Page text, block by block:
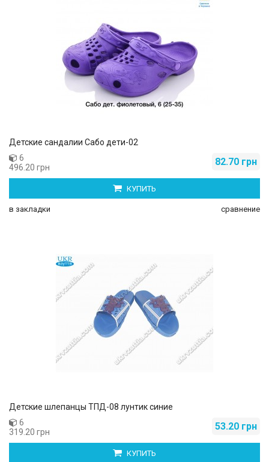
Детские сандалии Сабо дети-02
82.70 грн
6
496.20 грн
КУПИТЬ
в закладки сравнение
Детские шлепанцы ТПД-08 лунтик синие
53.20 грн
6
319.20 грн
КУПИТЬ